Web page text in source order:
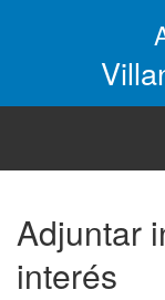
Adjuntar
interés